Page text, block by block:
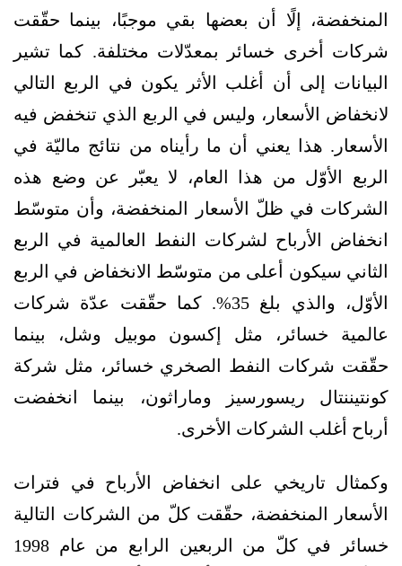
المنخفضة، إلًا أن بعضها بقي موجبًا، بينما حقّقت
شركات أخرى خسائر بمعدّلات مختلفة. كما تشير
البيانات إلى أن أغلب الأثر يكون في الربع التالي
لانخفاض الأسعار، وليس في الربع الذي تنخفض فيه
الأسعار. هذا يعني أن ما رأيناه من نتائج ماليّة في
الربع الأوّل من هذا العام، لا يعبّر عن وضع هذه
الشركات في ظلّ الأسعار المنخفضة، وأن متوسّط
انخفاض الأرباح لشركات النفط العالمية في الربع
الثاني سيكون أعلى من متوسّط الانخفاض في الربع
الأوّل، والذي بلغ 35%. كما حقّقت عدّة شركات
عالمية خسائر، مثل إكسون موبيل وشل، بينما
حقّقت شركات النفط الصخري خسائر، مثل شركة
كونتيننتال ريسورسيز وماراثون، بينما انخفضت
أرباح أغلب الشركات الأخرى.
وكمثال تاريخي على انخفاض الأرباح في فترات
الأسعار المنخفضة، حقّقت كلّ من الشركات التالية
خسائر في كلّ من الربعين الرابع من عام 1998